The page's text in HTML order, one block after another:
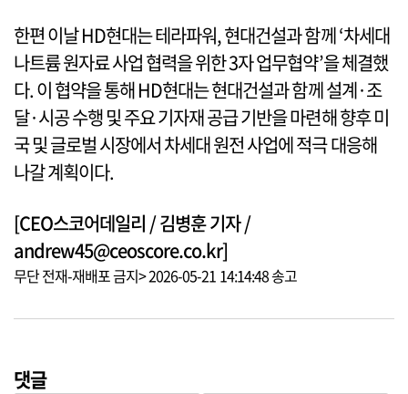
한편 이날 HD현대는 테라파워, 현대건설과 함께 ‘차세대
나트륨 원자료 사업 협력을 위한 3자 업무협약’을 체결했
다. 이 협약을 통해 HD현대는 현대건설과 함께 설계·조
달·시공 수행 및 주요 기자재 공급 기반을 마련해 향후 미
국 및 글로벌 시장에서 차세대 원전 사업에 적극 대응해
나갈 계획이다.
[CEO스코어데일리 / 김병훈 기자 /
andrew45@ceoscore.co.kr]
무단 전재-재배포 금지> 2026-05-21 14:14:48 송고
댓글